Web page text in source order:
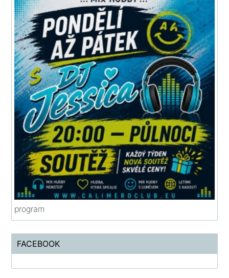
program
FACEBOOK